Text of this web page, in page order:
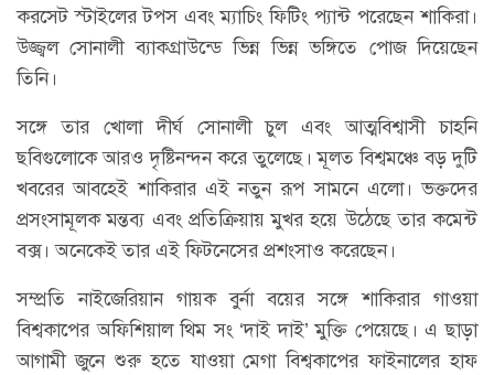
করসেট স্টাইলের টপস এবং ম্যাচিং ফিটিং প্যান্ট পরেছেন শাকিরা।
উজ্জ্বল সোনালী ব্যাকগ্রাউন্ডে ভিন্ন ভিন্ন ভঙ্গিতে পোজ দিয়েছেন
তিনি।
সঙ্গে তার খোলা দীর্ঘ সোনালী চুল এবং আত্মবিশ্বাসী চাহনি
ছবিগুলোকে আরও দৃষ্টিনন্দন করে তুলেছে। মূলত বিশ্বমঞ্চে বড় দুটি
খবরের আবহেই শাকিরার এই নতুন রূপ সামনে এলো। ভক্তদের
প্রসংসামূলক মন্তব্য এবং প্রতিক্রিয়ায় মুখর হয়ে উঠেছে তার কমেন্ট
বক্স। অনেকেই তার এই ফিটনেসের প্রশংসাও করেছেন।
সম্প্রতি নাইজেরিয়ান গায়ক বুর্না বয়ের সঙ্গে শাকিরার গাওয়া
বিশ্বকাপের অফিশিয়াল থিম সং ‘দাই দাই’ মুক্তি পেয়েছে। এ ছাড়া
আগামী জুনে শুরু হতে যাওয়া মেগা বিশ্বকাপের ফাইনালের হাফ